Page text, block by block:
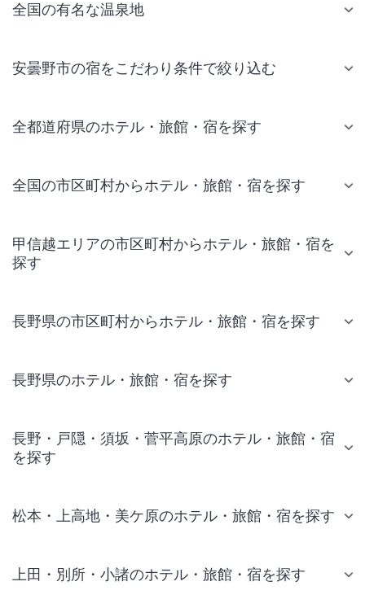
全国の有名な温泉地
安曇野市の宿をこだわり条件で絞り込む
全都道府県のホテル・旅館・宿を探す
全国の市区町村からホテル・旅館・宿を探す
甲信越エリアの市区町村からホテル・旅館・宿を
探す
長野県の市区町村からホテル・旅館・宿を探す
長野県のホテル・旅館・宿を探す
長野・戸隠・須坂・菅平高原のホテル・旅館・宿
を探す
松本・上高地・美ケ原のホテル・旅館・宿を探す
上田・別所・小諸のホテル・旅館・宿を探す